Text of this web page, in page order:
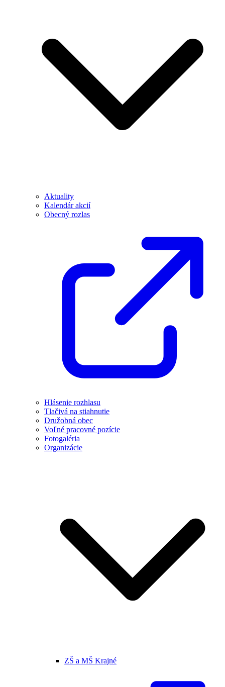
Aktuality
Kalendár akcií
Obecný rozlas
Hlásenie rozhlasu
Tlačivá na stiahnutie
Družobná obec
Voľné pracovné pozície
Fotogaléria
Organizácie
ZŠ a MŠ Krajné